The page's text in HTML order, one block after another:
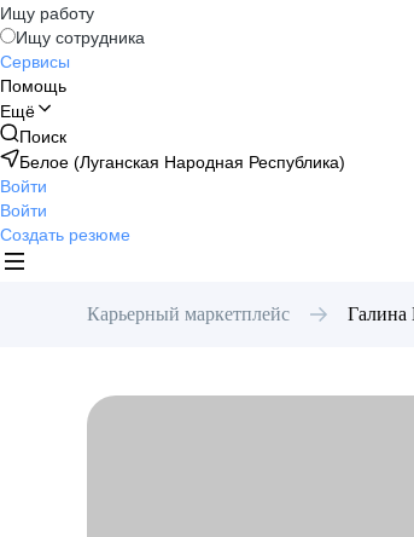
Ищу работу
Ищу сотрудника
Сервисы
Помощь
Ещё
Поиск
Белое (Луганская Народная Республика)
Войти
Войти
Создать резюме
Карьерный маркетплейс Галина